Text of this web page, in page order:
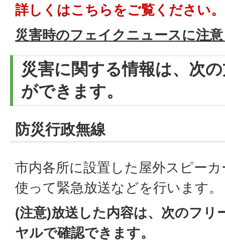
詳しくはこちらをご覧ください
災害時のフェイクニュースに注
災害に関する情報は、次
ができます。
防災行政無線
市内各所に設置した屋外スピーカ
使って緊急放送などを行います。
(注意)放送した内容は、次のフリ
ヤルで確認できます。